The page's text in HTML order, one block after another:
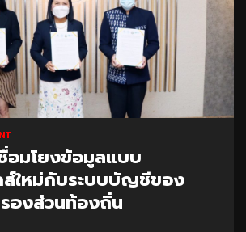
อมโยงข้อมูลแบบ
ส์ใหม่กับระบบบัญชีของ
องส่วนท้องถิ่น